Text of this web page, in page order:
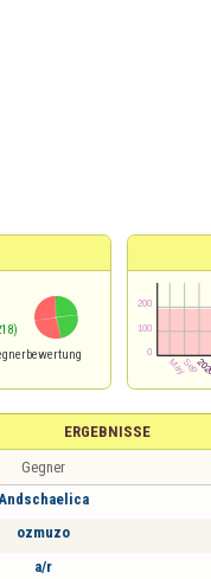
ERGEBNISSE
Gegner
Andschaelica
ozmuzo
a/r